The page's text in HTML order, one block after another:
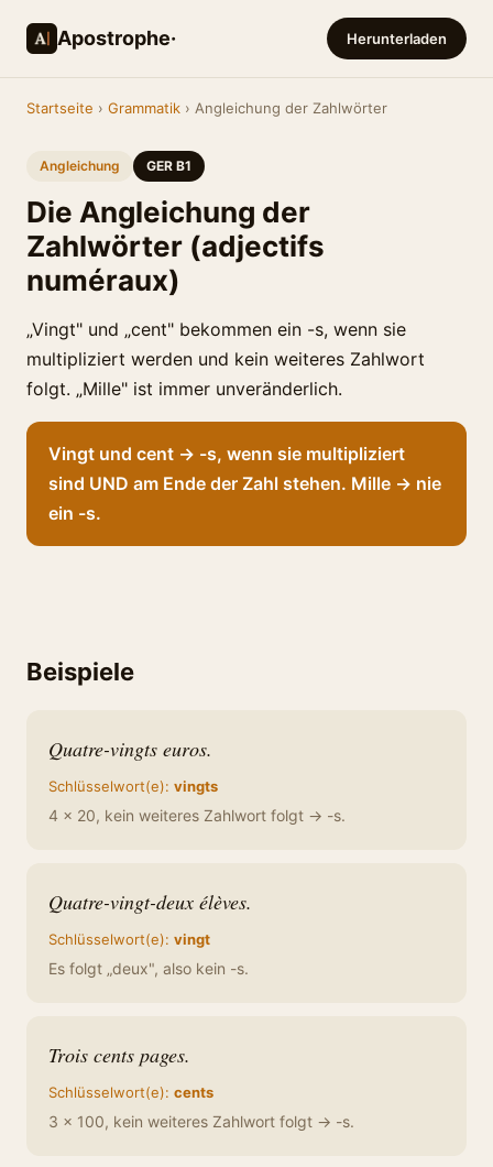
Apostrophe· Herunterladen
Startseite › Grammatik › Angleichung der Zahlwörter
Angleichung GER B1
Die Angleichung der
Zahlwörter (adjectifs
numéraux)
„Vingt" und „cent" bekommen ein -s, wenn sie
multipliziert werden und kein weiteres Zahlwort
folgt. „Mille" ist immer unveränderlich.
Vingt und cent → -s, wenn sie multipliziert
sind UND am Ende der Zahl stehen. Mille → nie
ein -s.
Beispiele
Quatre-vingts euros.
Schlüsselwort(e): vingts
4 × 20, kein weiteres Zahlwort folgt → -s.
Quatre-vingt-deux élèves.
Schlüsselwort(e): vingt
Es folgt „deux", also kein -s.
Trois cents pages.
Schlüsselwort(e): cents
3 × 100, kein weiteres Zahlwort folgt → -s.